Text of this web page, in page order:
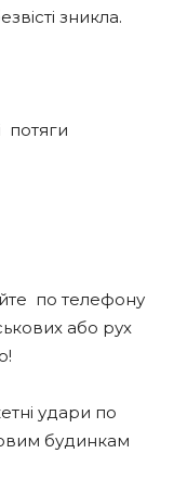
зникла.
потяги
по телефону
або рух
удари по
будинкам